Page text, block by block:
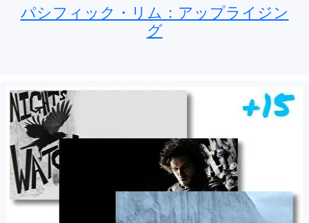
パシフィック・リム：アップライジン
グ